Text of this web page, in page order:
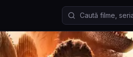
Caută filme și